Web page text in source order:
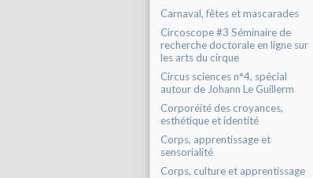
Carnaval, fêtes et mascarades
Circoscope #3 Séminaire de
recherche doctorale en ligne sur
les arts du cirque
Circus sciences n°4, spécial
autour de Johann Le Guillerm
Corporéité des croyances,
esthétique et identité
Corps, apprentissage et
sensorialité
Corps, culture et apprentissage